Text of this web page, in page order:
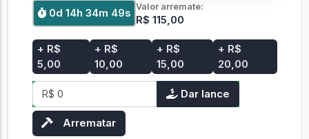
0d 14h 34m 48s Valor arremate:
R$ 115,00
+ R$
5,00
+ R$
10,00
+ R$
15,00
+ R$
20,00
Dar lance
Arrematar